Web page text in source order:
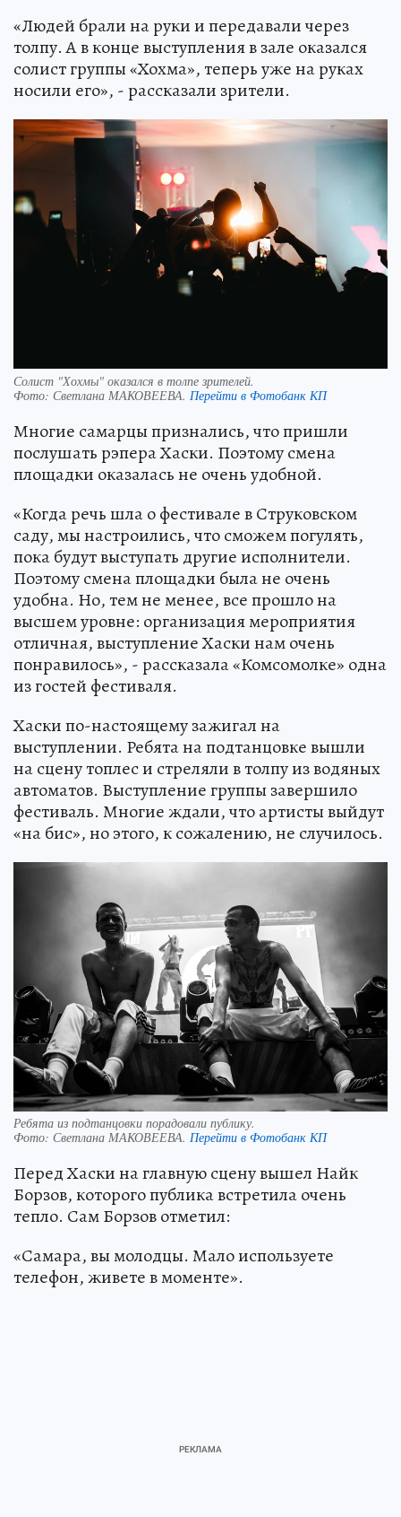
«Людей брали на руки и передавали через
толпу. А в конце выступления в зале оказался
солист группы «Хохма», теперь уже на руках
носили его», - рассказали зрители.
Солист "Хохмы" оказался в толпе зрителей.
Фото: Светлана МАКОВЕЕВА. Перейти в Фотобанк КП
Многие самарцы признались, что пришли
послушать рэпера Хаски. Поэтому смена
площадки оказалась не очень удобной.
«Когда речь шла о фестивале в Струковском
саду, мы настроились, что сможем погулять,
пока будут выступать другие исполнители.
Поэтому смена площадки была не очень
удобна. Но, тем не менее, все прошло на
высшем уровне: организация мероприятия
отличная, выступление Хаски нам очень
понравилось», - рассказала «Комсомолке» одна
из гостей фестиваля.
Хаски по-настоящему зажигал на
выступлении. Ребята на подтанцовке вышли
на сцену топлес и стреляли в толпу из водяных
автоматов. Выступление группы завершило
фестиваль. Многие ждали, что артисты выйдут
«на бис», но этого, к сожалению, не случилось.
Ребята из подтанцовки порадовали публику.
Фото: Светлана МАКОВЕЕВА. Перейти в Фотобанк КП
Перед Хаски на главную сцену вышел Найк
Борзов, которого публика встретила очень
тепло. Сам Борзов отметил:
«Самара, вы молодцы. Мало используете
телефон, живете в моменте».